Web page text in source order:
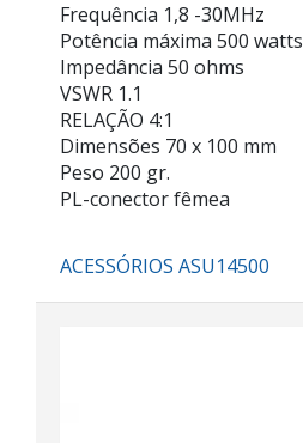
Frequência 1,8 -30MHz
Potência máxima 500 watts
Impedância 50 ohms
VSWR 1.1
RELAÇÃO 4:1
Dimensões 70 x 100 mm
Peso 200 gr.
PL-conector fêmea
ACESSÓRIOS ASU14500